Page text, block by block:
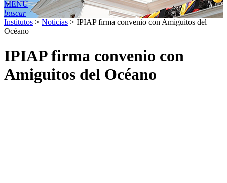
MENÚ
buscar
Institutos > Noticias > IPIAP firma convenio con Amiguitos del
Océano
IPIAP firma convenio con
Amiguitos del Océano